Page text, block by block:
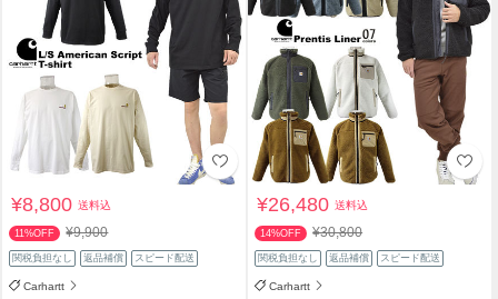
¥8,800送料込
11%OFF ¥9,900
関税負担なし 返品補償 スピード配送
Carhartt
¥26,480送料込
14%OFF ¥30,800
関税負担なし 返品補償 スピード配送
Carhartt